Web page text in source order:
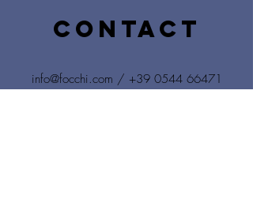
CONTACT
info@focchi.com / +39 0544 66471